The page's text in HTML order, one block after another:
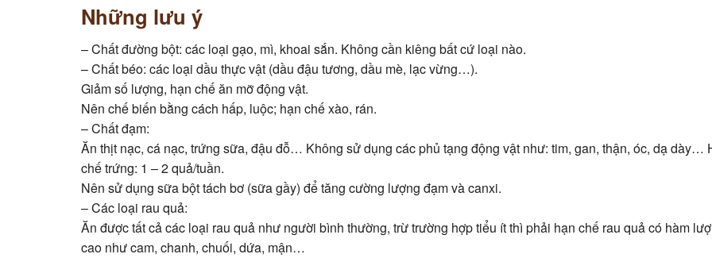
Những lưu ý
– Chất đường bột: các loại gạo, mì, khoai sắn. Không cần kiêng bất cứ loại nào.
– Chất béo: các loại dầu thực vật (dầu đậu tương, dầu mè, lạc vừng…).
Giảm số lượng, hạn chế ăn mỡ động vật.
Nên chế biến bằng cách hấp, luộc; hạn chế xào, rán.
– Chất đạm:
Ăn thịt nạc, cá nạc, trứng sữa, đậu đỗ… Không sử dụng các phủ tạng động vật như: tim, gan, thận, óc, dạ dày…
chế trứng: 1 – 2 quả/tuần.
Nên sử dụng sữa bột tách bơ (sữa gầy) để tăng cường lượng đạm và canxi.
– Các loại rau quả:
Ăn được tất cả các loại rau quả như người bình thường, trừ trường hợp tiểu ít thì phải hạn chế rau quả có hàm
cao như cam, chanh, chuối, dứa, mận…